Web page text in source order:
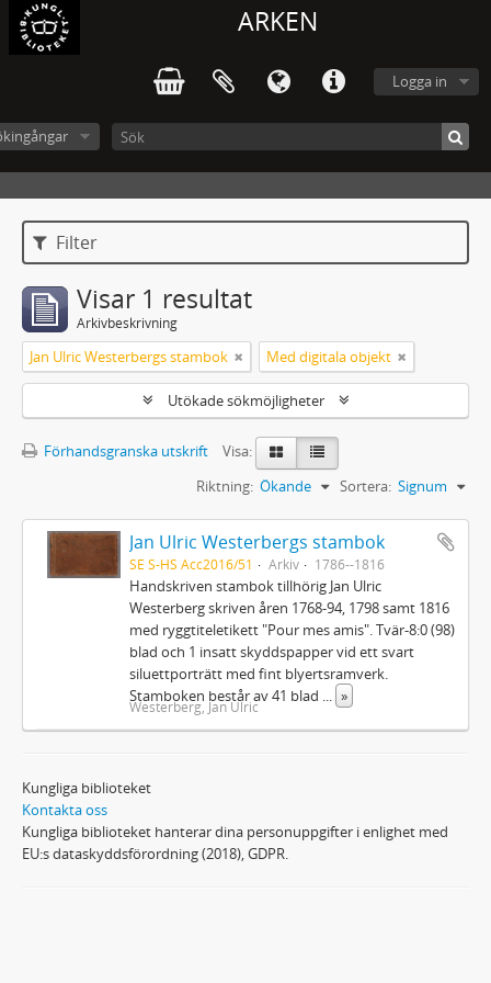
ARKEN
Logga in
Filter
Visar 1 resultat
Arkivbeskrivning
Jan Ulric Westerbergs stambok Med digitala objekt
Utökade sökmöjligheter
Förhandsgranska utskrift
Visa:
Sortera: Signum
Riktning: Ökande
Jan Ulric Westerbergs stambok
SE S-HS Acc2016/51 Arkiv 1786--1816
Handskriven stambok tillhörig Jan Ulric
Westerberg skriven åren 1768-94, 1798 samt 1816
med ryggtiteletikett "Pour mes amis". Tvär-8:0 (98)
blad och 1 insatt skyddspapper vid ett svart
siluettporträtt med fint blyertsramverk.
Stamboken består av 41 blad
»
Westerberg, Jan Ulric
Kungliga biblioteket
Kontakta oss
Kungliga biblioteket hanterar dina personuppgifter i enlighet med
EU:s dataskyddsförordning (2018), GDPR.